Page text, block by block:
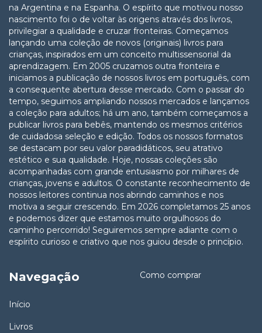
na Argentina e na Espanha. O espírito que motivou nosso
nascimento foi o de voltar às origens através dos livros,
privilegiar a qualidade e cruzar fronteiras. Começamos
lançando uma coleção de novos (originais) livros para
crianças, inspirados em um conceito multissensorial da
aprendizagem. Em 2005 cruzamos outra fronteira e
iniciamos a publicação de nossos livros em português, com
a consequente abertura desse mercado. Com o passar do
tempo, seguimos ampliando nossos mercados e lançamos
a coleção para adultos; há um ano, também começamos a
publicar livros para bebês, mantendo os mesmos critérios
de cuidadosa seleção e edição. Todos os nossos formatos
se destacam por seu valor paradidáticos, seu atrativo
estético e sua qualidade. Hoje, nossas coleções são
acompanhadas com grande entusiasmo por milhares de
crianças, jovens e adultos. O constante reconhecimento de
nossos leitores continua nos abrindo caminhos e nos
motiva a seguir crescendo. Em 2026 completamos 25 anos
e podemos dizer que estamos muito orgulhosos do
caminho percorrido! Seguiremos sempre adiante com o
espírito curioso e criativo que nos guiou desde o princípio.
Navegação
Início
Livros
Como comprar